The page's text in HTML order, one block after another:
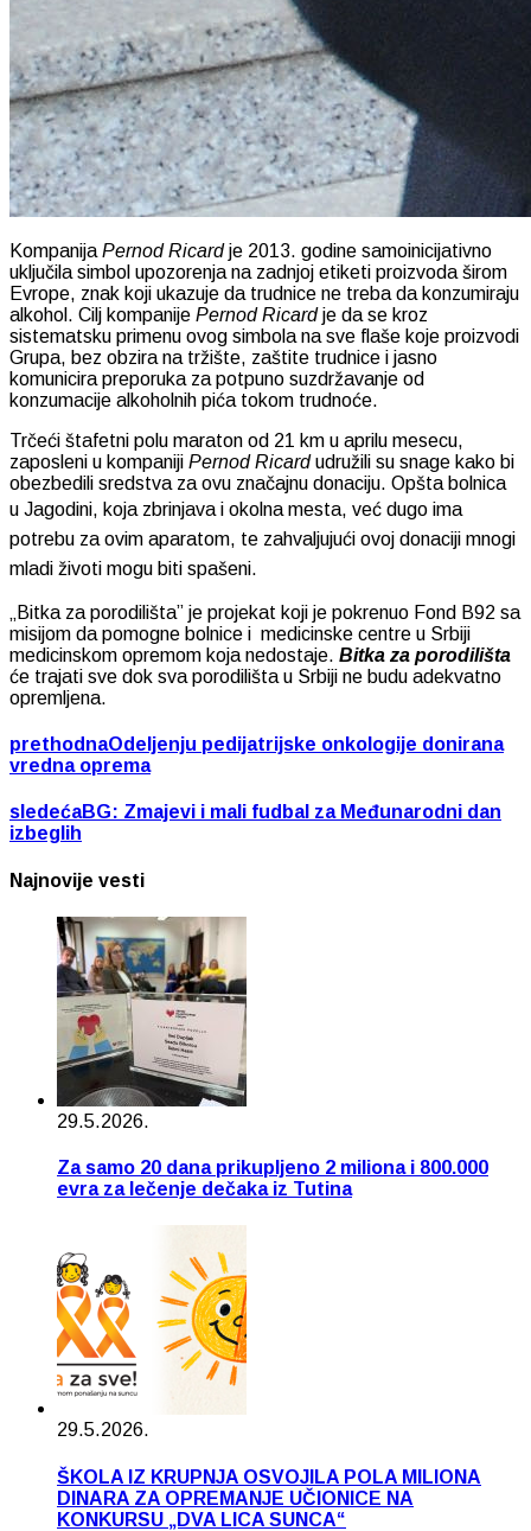
Kompanija Pernod Ricardje 2013. godine samoinicijativno
uključila simbol upozorenja na zadnjoj etiketi proizvoda širom
Evrope, znak koji ukazuje da trudnice ne treba da konzumiraju
alkohol. Cilj kompanije Pernod Ricardje da se kroz
sistematsku primenu ovog simbola na sve flaše koje proizvodi
Grupa, bez obzira na tržište, zaštite trudnice i jasno
komunicira preporuka za potpuno suzdržavanje od
konzumacije alkoholnih pića tokom trudnoće.
Trčeći štafetni polu maraton od 21 km u aprilu mesecu,
zaposleni u kompaniji Pernod Ricardudružili su snage kako bi
obezbedili sredstva za ovu značajnu donaciju. Opšta bolnica
u Jagodini, koja zbrinjava i okolna mesta, već dugo ima
potrebu za ovim aparatom, te zahvaljujući ovoj donaciji mnogi
mladi životi mogu biti spašeni.
„Bitka za porodilišta” je projekat koji je pokrenuo Fond B92 sa
misijom da pomogne bolnice i medicinske centre u Srbiji
medicinskom opremom koja nedostaje. Bitka za porodilišta
će trajati sve dok sva porodilišta u Srbiji ne budu adekvatno
opremljena.
prethodnaOdeljenju pedijatrijske onkologije donirana
vredna oprema
sledećaBG: Zmajevi i mali fudbal za Međunarodni dan
izbeglih
Najnovije vesti
29.5.2026.
Za samo 20 dana prikupljeno 2 miliona i 800.000
evra za lečenje dečaka iz Tutina
29.5.2026.
ŠKOLA IZ KRUPNJA OSVOJILA POLA MILIONA
DINARA ZA OPREMANJE UČIONICE NA
KONKURSU „DVA LICA SUNCA“